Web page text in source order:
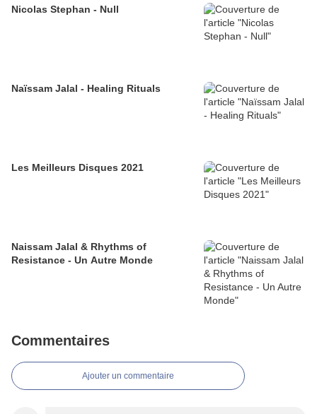
Nicolas Stephan - Null
Naïssam Jalal - Healing Rituals
Les Meilleurs Disques 2021
Naissam Jalal & Rhythms of
Resistance - Un Autre Monde
Commentaires
Ajouter un commentaire